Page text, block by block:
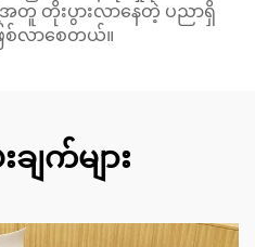
တူ တိုးပွားလာနေတဲ့ ပညာရှိ
ြစ်လာစေတယ်။
ျက်များ